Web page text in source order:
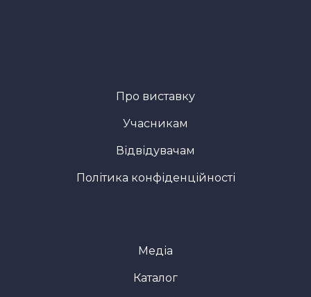
Про виставку
Учасникам
Відвідувачам
Політика конфіденційності
Медіа
Каталог